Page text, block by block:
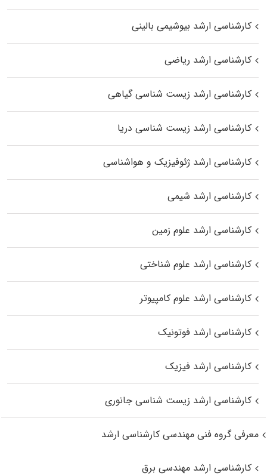
کارشناسی ارشد بیوشیمی بالینی
کارشناسی ارشد ریاضی
کارشناسی ارشد زیست‌ شناسی گیاهی
کارشناسی ارشد زیست‌ شناسی دریا
کارشناسی ارشد ژئوفیزیک و هواشناسی
کارشناسی ارشد شیمی
کارشناسی ارشد علوم زمین
کارشناسی ارشد علوم شناختی
کارشناسی ارشد علوم کامپیوتر
کارشناسی ارشد فوتونیک
کارشناسی ارشد فیزیک
کارشناسی ارشد زیست‌ شناسی جانوری
معرفی گروه فنی مهندسی کارشناسی ارشد
کارشناسی ارشد مهندسی برق